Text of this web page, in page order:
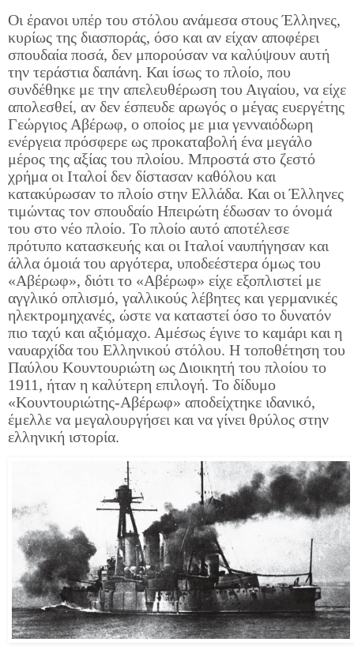
Οι έρανοι υπέρ του στόλου ανάμεσα στους Έλληνες,
κυρίως της διασποράς, όσο και αν είχαν αποφέρει
σπουδαία ποσά, δεν μπορούσαν να καλύψουν αυτή
την τεράστια δαπάνη. Και ίσως το πλοίο, που
συνδέθηκε με την απελευθέρωση του Αιγαίου, να είχε
απολεσθεί, αν δεν έσπευδε αρωγός ο μέγας ευεργέτης
Γεώργιος Αβέρωφ, ο οποίος με μια γενναιόδωρη
ενέργεια πρόσφερε ως προκαταβολή ένα μεγάλο
μέρος της αξίας του πλοίου. Μπροστά στο ζεστό
χρήμα οι Ιταλοί δεν δίστασαν καθόλου και
κατακύρωσαν το πλοίο στην Ελλάδα. Και οι Έλληνες
τιμώντας τον σπουδαίο Ηπειρώτη έδωσαν το όνομά
του στο νέο πλοίο. Το πλοίο αυτό αποτέλεσε
πρότυπο κατασκευής και οι Ιταλοί ναυπήγησαν και
άλλα όμοιά του αργότερα, υποδεέστερα όμως του
«Αβέρωφ», διότι το «Αβέρωφ» είχε εξοπλιστεί με
αγγλικό οπλισμό, γαλλικούς λέβητες και γερμανικές
ηλεκτρομηχανές, ώστε να καταστεί όσο το δυνατόν
πιο ταχύ και αξιόμαχο. Αμέσως έγινε το καμάρι και η
ναυαρχίδα του Ελληνικού στόλου. Η τοποθέτηση του
Παύλου Κουντουριώτη ως Διοικητή του πλοίου το
1911, ήταν η καλύτερη επιλογή. Το δίδυμο
«Κουντουριώτης-Αβέρωφ» αποδείχτηκε ιδανικό,
έμελλε να μεγαλουργήσει και να γίνει θρύλος στην
ελληνική ιστορία.